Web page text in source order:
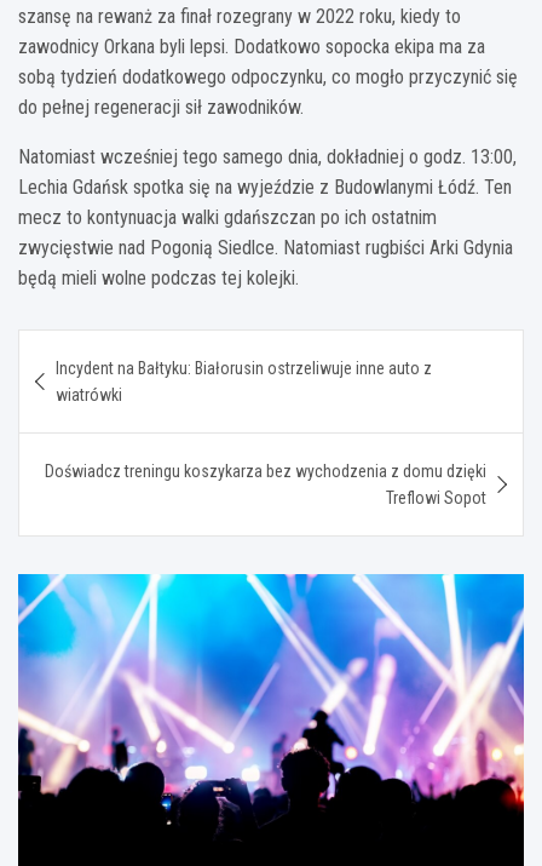
szansę na rewanż za finał rozegrany w 2022 roku, kiedy to
zawodnicy Orkana byli lepsi. Dodatkowo sopocka ekipa ma za
sobą tydzień dodatkowego odpoczynku, co mogło przyczynić się
do pełnej regeneracji sił zawodników.
Natomiast wcześniej tego samego dnia, dokładniej o godz. 13:00,
Lechia Gdańsk spotka się na wyjeździe z Budowlanymi Łódź. Ten
mecz to kontynuacja walki gdańszczan po ich ostatnim
zwycięstwie nad Pogonią Siedlce. Natomiast rugbiści Arki Gdynia
będą mieli wolne podczas tej kolejki.
wpisu
Incydent na Bałtyku: Białorusin ostrzeliwuje inne auto z
wiatrówki
Doświadcz treningu koszykarza bez wychodzenia z domu dzięki
Treflowi Sopot